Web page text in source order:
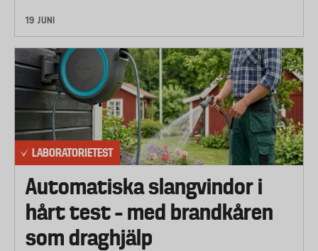
Varta High Energy
Coltech Power
Ikea Alkaline
Panasonic Essential Power
Varta Longlife Extra
Philips Powerlife
19 JUNI
LABORATORIETEST
Automatiska slangvindor i
hårt test – med brandkåren
som draghjälp